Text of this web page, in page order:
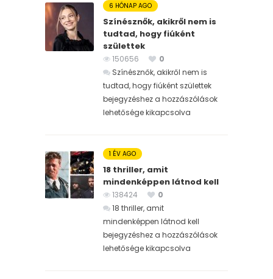
6 HÓNAP AGO
Színésznők, akikről nem is
tudtad, hogy fiúként
születtek
150656
0
Színésznők, akikről nem is
tudtad, hogy fiúként születtek
bejegyzéshez a hozzászólások
lehetősége kikapcsolva
1 ÉV AGO
18 thriller, amit
mindenképpen látnod kell
138424
0
18 thriller, amit
mindenképpen látnod kell
bejegyzéshez a hozzászólások
lehetősége kikapcsolva